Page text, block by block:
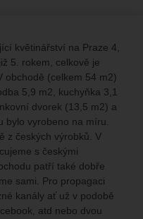
květinářství na Praze 4,
5. rokem, celkově je
obchodě (celkem 54 m2)
5,9 m2, kuchyňka 3,1
dvorek (13,5 m2) a
bylo vyrobeno na míru.
z českých výrobků. V
s českými
patří také dobře
sami. Pro propagaci
kanály ať už v podobě
atd nebo dvou